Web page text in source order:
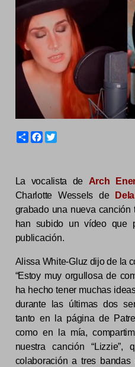
S
h
F
a
o
o
k
T
w
e
r
La vocalista de Arch
Charlotte Wessels de
grabado una nueva canción
han subido un vídeo que
publicación.
Alissa White-Gluz dijo de la
“Estoy muy orgullosa de
ha hecho tener muchas
durante las últimas dos
tanto en la página de
como en la mía,
nuestra canción
colaboración a tres